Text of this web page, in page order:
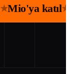
★Mio'ya katıl★